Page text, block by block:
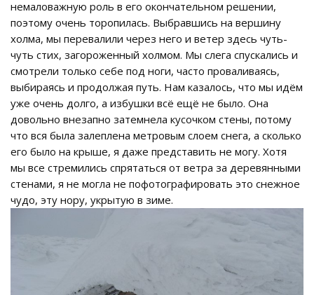
немаловажную роль в его окончательном решении,
поэтому очень торопилась. Выбравшись на вершину
холма, мы перевалили через него и ветер здесь чуть-
чуть стих, загороженный холмом. Мы слега спускались и
смотрели только себе под ноги, часто проваливаясь,
выбираясь и продолжая путь. Нам казалось, что мы идём
уже очень долго, а избушки всё ещё не было. Она
довольно внезапно затемнела кусочком стены, потому
что вся была залеплена метровым слоем снега, а сколько
его было на крыше, я даже представить не могу. Хотя
мы все стремились спрятаться от ветра за деревянными
стенами, я не могла не пофотографировать это снежное
чудо, эту нору, укрытую в зиме.